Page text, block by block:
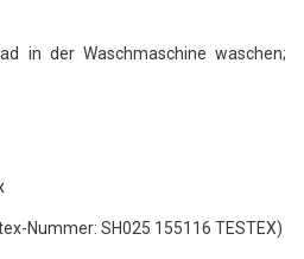
in der Waschmaschine waschen;
Nummer: SH025 155116 TESTEX)